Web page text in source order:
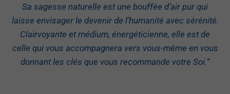
Sa sagesse naturelle est une bouffée d’air pur qui
laisse envisager le devenir de l’humanité avec sérénité.
Clairvoyante et médium, énergéticienne, elle est de
celle qui vous accompagnera vers vous-même en vous
donnant les clés que vous recommande votre Soi.“